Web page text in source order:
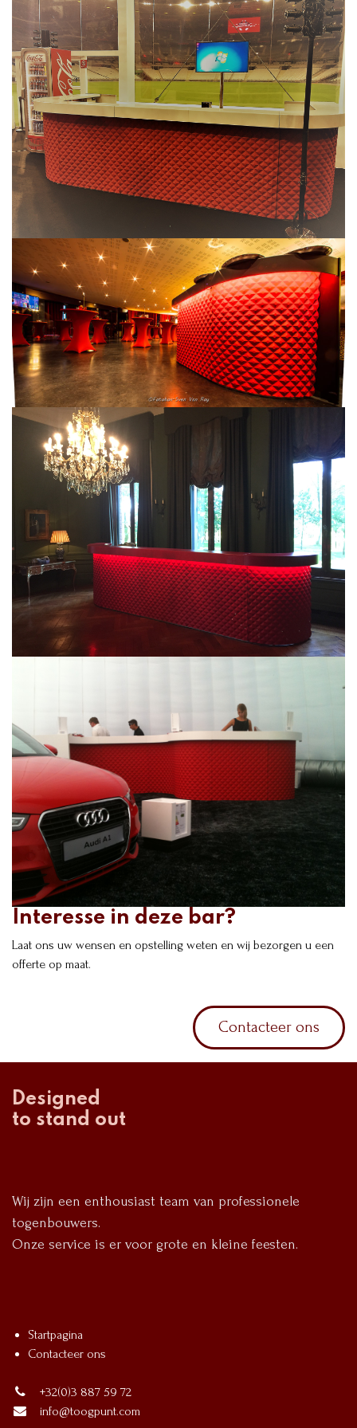
Interesse in deze bar?
Laat ons uw wensen en opstelling weten en wij bezorgen u een
offerte op maat.
Contacteer ons
Designed
to stand out
Wij zijn een enthousiast team van professionele
togenbouwers.
Onze service is er voor grote en kleine feesten.
Startpagina
Contacteer ons
+32(0)3 887 59 72
info@toogpunt.com